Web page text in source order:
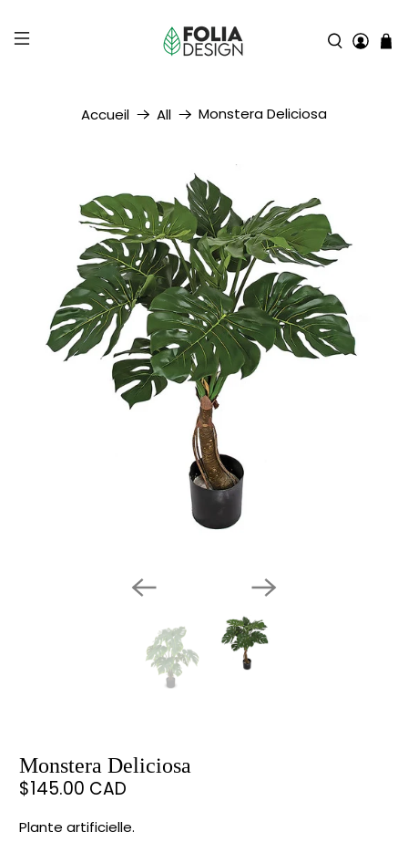
Accueil All Monstera Deliciosa
Monstera Deliciosa
$145.00 CAD
Plante artificielle.